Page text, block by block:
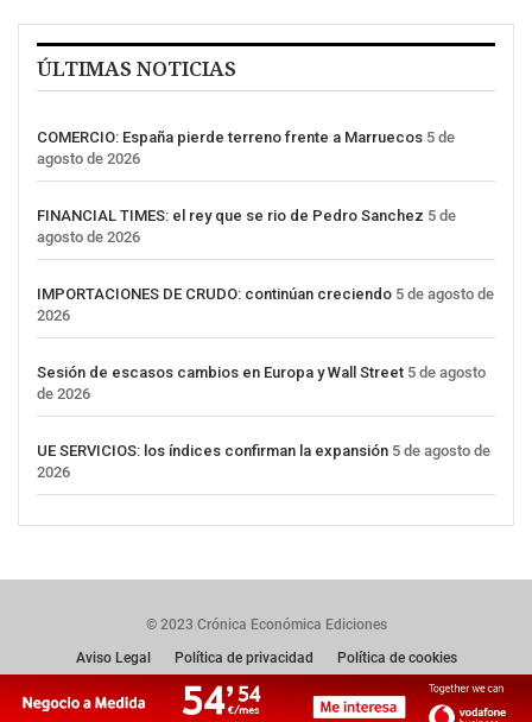
ÚLTIMAS NOTICIAS
COMERCIO: España pierde terreno frente a Marruecos 5 de
agosto de 2026
FINANCIAL TIMES: el rey que se rio de Pedro Sanchez 5 de
agosto de 2026
IMPORTACIONES DE CRUDO: continúan creciendo 5 de agosto de
2026
Sesión de escasos cambios en Europa y Wall Street 5 de agosto
de 2026
UE SERVICIOS: los índices confirman la expansión 5 de agosto de
2026
© 2023 Crónica Económica Ediciones
Aviso Legal
Política de privacidad Política de cookies